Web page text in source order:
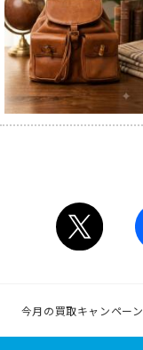
今月の買取キャンペーン